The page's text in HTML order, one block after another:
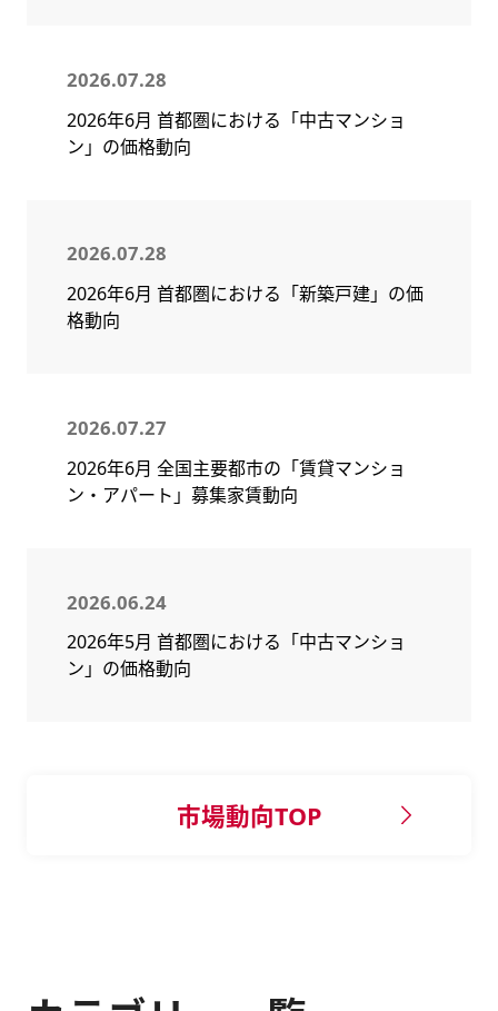
2026.07.28
2026年6月 首都圏における「中古マンショ
ン」の価格動向
2026.07.28
2026年6月 首都圏における「新築戸建」の価
格動向
2026.07.27
2026年6月 全国主要都市の「賃貸マンショ
ン・アパート」募集家賃動向
2026.06.24
2026年5月 首都圏における「中古マンショ
ン」の価格動向
市場動向TOP